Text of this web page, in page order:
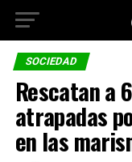
SOCIEDAD
Rescatan a
atrapadas
en las